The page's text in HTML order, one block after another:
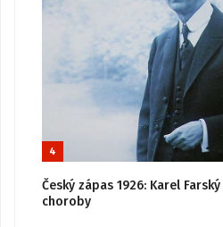
4
Český zápas 1926: Karel
choroby